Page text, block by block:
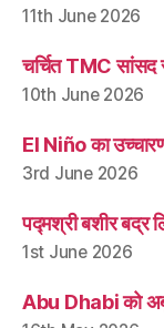
11th June 2026
चर्चित TMC सांसद
10th June 2026
El Niño का
3rd June 2026
पद्मश्री बशीर बद्र
1st June 2026
Abu Dhabi को अबू